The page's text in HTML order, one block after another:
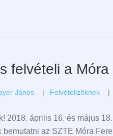
felvételi a
János Felvételizőknek
2018. április 16. és május
bemutatni az SZTE Móra